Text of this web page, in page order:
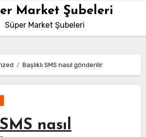
Market Şubeleri
Süper Market Şubeleri
Başlıklı SMS nasıl gönderilir
nasıl